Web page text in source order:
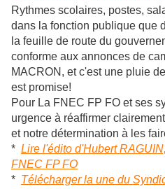
Rythmes scolaires, postes,
dans la fonction publique que
la feuille de route du
conforme aux annonces de
MACRON, et c'est une pluie
est promise!
Pour La FNEC FP FO et ses
urgence à réaffirmer
et notre détermination à les
* Lire l'édito d'Hubert
FNEC FP FO
* Télécharger la une du